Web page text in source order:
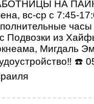
НА
вс-ср с 7:45-
Подвозки из
Мигдаль
⁦☎️⁩